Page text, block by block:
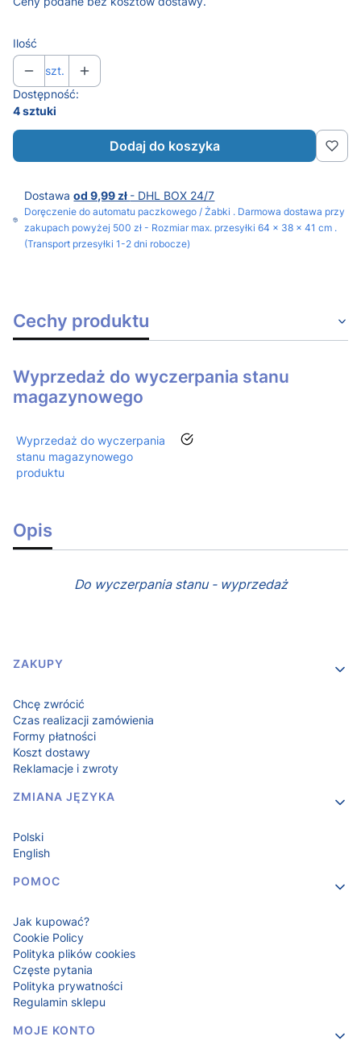
Ilość
szt.
Dostępność:
4 sztuki
Dodaj do koszyka
Dostawaod 9,99 zł - DHL BOX 24/7
Doręczenie do automatu paczkowego / Żabki . Darmowa dostawa przy
zakupach powyżej 500 zł - Rozmiar max. przesyłki 64 x 38 x 41 cm .
(Transport przesyłki 1-2 dni robocze)
Cechy produktu
Wyprzedaż do wyczerpania stanu
magazynowego
Wyprzedaż do wyczerpania
stanu magazynowego
produktu
tak
Opis
Do wyczerpania stanu - wyprzedaż
Linki w stopce
ZAKUPY
Chcę zwrócić
Czas realizacji zamówienia
Formy płatności
Koszt dostawy
Reklamacje i zwroty
ZMIANA JĘZYKA
Polski
English
POMOC
Jak kupować?
Cookie Policy
Polityka plików cookies
Częste pytania
Polityka prywatności
Regulamin sklepu
MOJE KONTO